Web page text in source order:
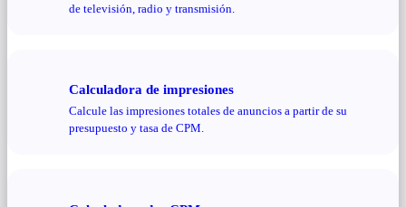
de televisión, radio y transmisión.
Calculadora de impresiones
Calcule las impresiones totales de anuncios a partir de su
presupuesto y tasa de CPM.